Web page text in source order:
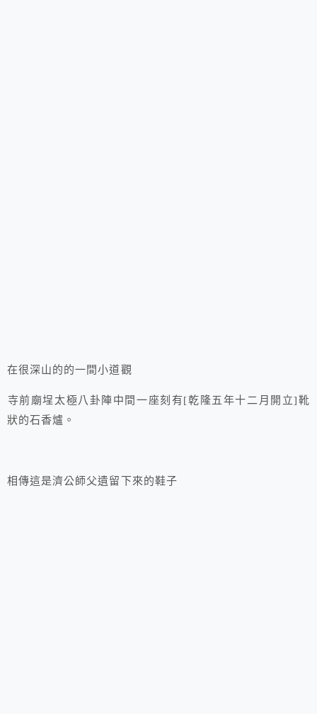
在很深山的的一間小道觀
寺前廟埕太極八卦陣中間一座刻有[乾隆五年十二月開立]靴
狀的石香爐。
相傳這是濟公師父遺留下來的鞋子